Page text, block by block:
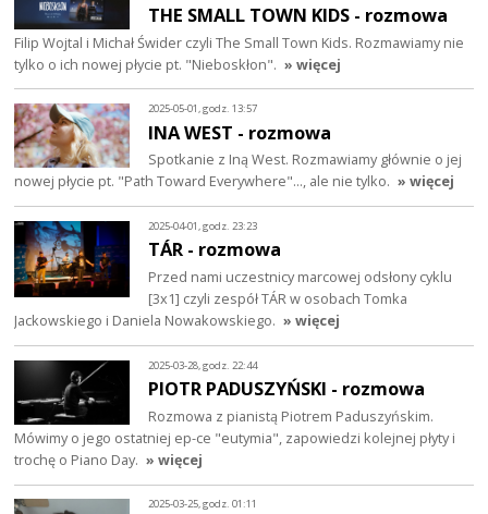
THE SMALL TOWN KIDS - rozmowa
Filip Wojtal i Michał Świder czyli The Small Town Kids. Rozmawiamy nie
tylko o ich nowej płycie pt. "Nieboskłon". » więcej
2025-05-01, godz. 13:57
INA WEST - rozmowa
Spotkanie z Iną West. Rozmawiamy głównie o jej
nowej płycie pt. "Path Toward Everywhere"..., ale nie tylko. » więcej
2025-04-01, godz. 23:23
TÁR - rozmowa
Przed nami uczestnicy marcowej odsłony cyklu
[3x1] czyli zespół TÁR w osobach Tomka
Jackowskiego i Daniela Nowakowskiego. » więcej
2025-03-28, godz. 22:44
PIOTR PADUSZYŃSKI - rozmowa
Rozmowa z pianistą Piotrem Paduszyńskim.
Mówimy o jego ostatniej ep-ce "eutymia", zapowiedzi kolejnej płyty i
trochę o Piano Day. » więcej
2025-03-25, godz. 01:11